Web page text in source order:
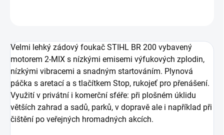
Velmi lehký zádový foukač STIHL BR 200 vybavený
motorem 2-MIX s nízkými emisemi výfukových zplodin,
nízkými vibracemi a snadným startováním. Plynová
páčka s aretací a s tlačítkem Stop, rukojeť pro přenášení.
Využití v privátní i komerční sféře: při plošném úklidu
větších zahrad a sadů, parků, v dopravě ale i například při
čištění po veřejných hromadných akcích.